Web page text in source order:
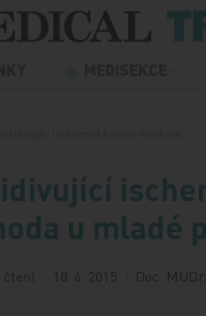
u mladé
čtení 18. 6. 2015 Doc.